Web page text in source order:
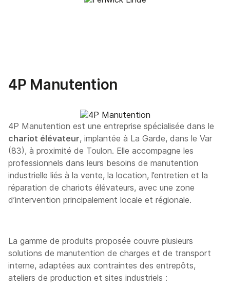
4P Manutention
4P Manutention est une entreprise spécialisée dans le
chariot élévateur, implantée à La Garde, dans le Var
(83), à proximité de Toulon. Elle accompagne les
professionnels dans leurs besoins de manutention
industrielle liés à la vente, la location, l’entretien et la
réparation de chariots élévateurs, avec une zone
d’intervention principalement locale et régionale.
La gamme de produits proposée couvre plusieurs
solutions de manutention de charges et de transport
interne, adaptées aux contraintes des entrepôts,
ateliers de production et sites industriels :